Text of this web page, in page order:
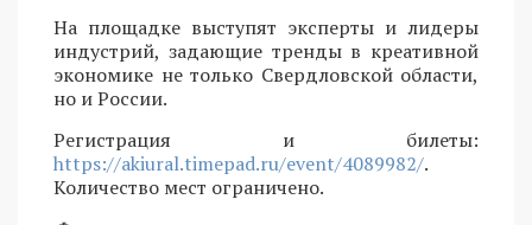
На площадке выступят эксперты и лидеры
индустрий, задающие тренды в креативной
экономике не только Свердловской области,
но и России.
Регистрация и билеты:
https://akiural.timepad.ru/event/4089982/.
Количество мест ограничено.